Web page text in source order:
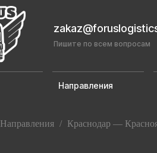
Пишите по всем вопросам
Направления
Направления / Краснодар —